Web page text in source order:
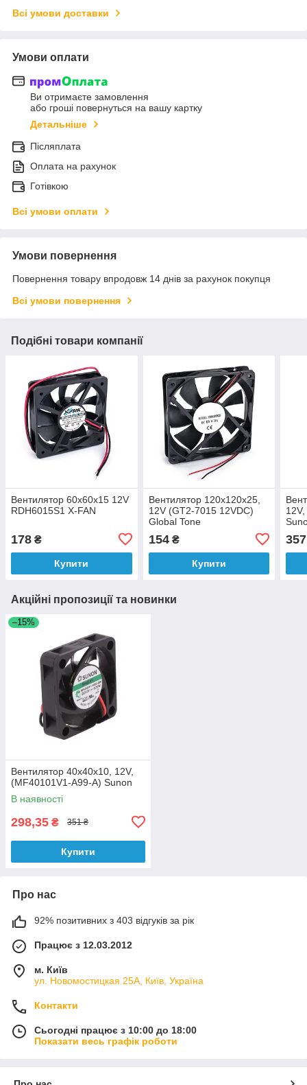
Всі умови доставки
Умови оплати
Ви отримаєте замовлення
або гроші повернуться на вашу картку
Детальніше
Післяплата
Оплата на рахунок
Готівкою
Всі умови оплати
Умови повернення
Повернення товару впродовж 14 днів за рахунок покупця
Всі умови повернення
Подібні товари компанії
Вентилятор 60x60x15 12V
RDH6015S1 X-FAN
178 ₴
Купити
Вентилятор 120x120x25,
12V (GT2-7015 12VDC)
Global Tone
154₴
Купити
357
Акційні пропозиції та новинки
–15%
Вентилятор 40x40x10, 12V,
(MF40101V1-A99-A) Sunon
В наявності
298,35 ₴ 351 ₴
Купити
Про нас
92% позитивних з 403 відгуків за рік
Працює з 12.03.2012
м. Київ
ул. Новомостицкая 25А, Київ, Україна
Контакти
Сьогодні працює з 10:00 до 18:00
Показати весь графік роботи